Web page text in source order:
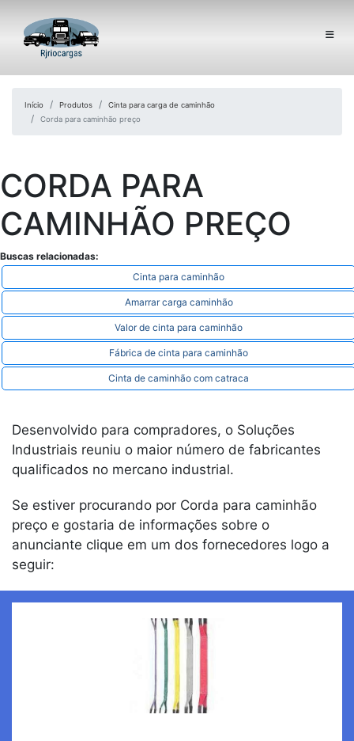
Início Produtos
Cinta para carga de caminhão
Corda para caminhão preço
CORDA PARA
CAMINHÃO PREÇO
Buscas relacionadas:
Cinta para caminhão
Amarrar carga caminhão
Valor de cinta para caminhão
Fábrica de cinta para caminhão
Cinta de caminhão com catraca
Desenvolvido para compradores, o Soluções
Industriais reuniu o maior número de fabricantes
qualificados no mercano industrial.
Se estiver procurando por Corda para caminhão
preço e gostaria de informações sobre o
anunciante clique em um dos fornecedores logo a
seguir: